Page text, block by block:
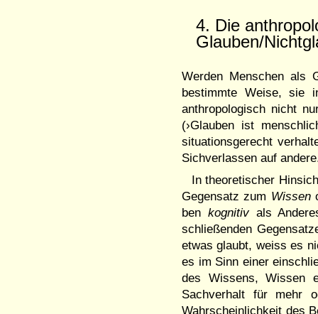
4. Die
Glauben/
Werden Menschen als
bestimmte Weise, sie
anthropologisch nicht
(›Glauben ist
situati­ons­gerecht
Sichver­las­sen auf
In theoretischer
Ge­gensatz zum Wissen
ben kog­nitivals
schließenden
etwas glaubt, weiss es
es im Sinn einer
des Wis­sens, Wissen
Sachverhalt für mehr
Wahrscheinlichkeit des